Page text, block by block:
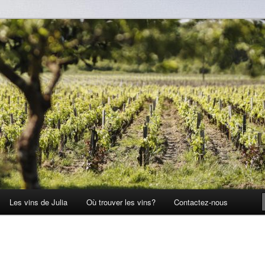
Les vins de Julia Où trouver les vins? Contactez-nous